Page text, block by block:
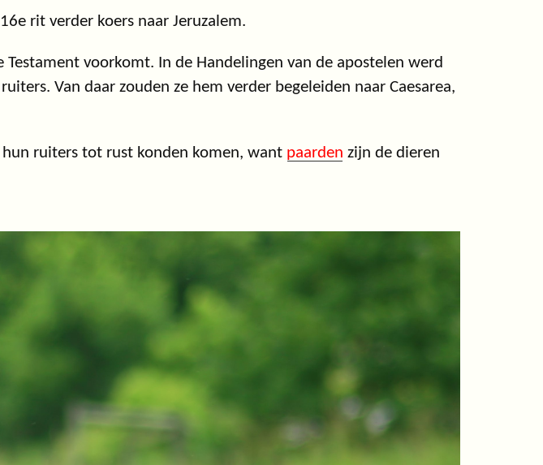
rit verder koers naar Jeruzalem.
voorkomt. In de Handelingen van de apostelen werd
Van daar zouden ze hem verder begeleiden naar Caesarea,
ruiters tot rust konden komen, want paarden zijn de dieren